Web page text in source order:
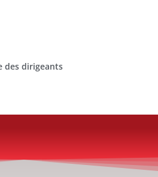
des dirigeants